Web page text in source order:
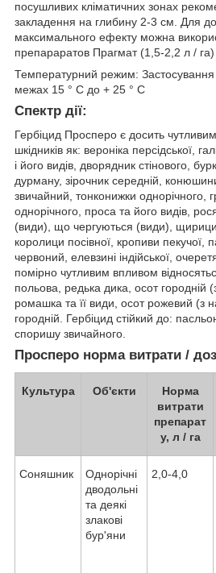
посушливих кліматичних зонах
закладення на глибину 2-3 см. Для
максимального ефекту можна
препараратов Прагмат (1,5-2,2 л /
Температурний режим:
межах 15 ° C до + 25 ° С
Спектр дії:
Гербіцид Просперо є досить
шкідників як: вероніка персідської,
і його видів, дворядник стінового,
дурману, зірочник середній,
звичайний, тонконижки однорічного,
однорічного, проса та його видів,
(види), що чергуються (види),
королици посівної, кропиви пекучої,
червоний, елевзині індійської,
помірно чутливим впливом
польова, редька дика, осот городній
ромашка та її види, осот рожевий (з
городній. Гербіцид стійкий до:
споришу звичайного.
Просперо норма витрати /
Культура Об'єкти
Норма
витрати
препарат
у, л / га
Соняшник
Однорічні
дводольні
та деякі
злакові
бур'яни
2,0-4,0